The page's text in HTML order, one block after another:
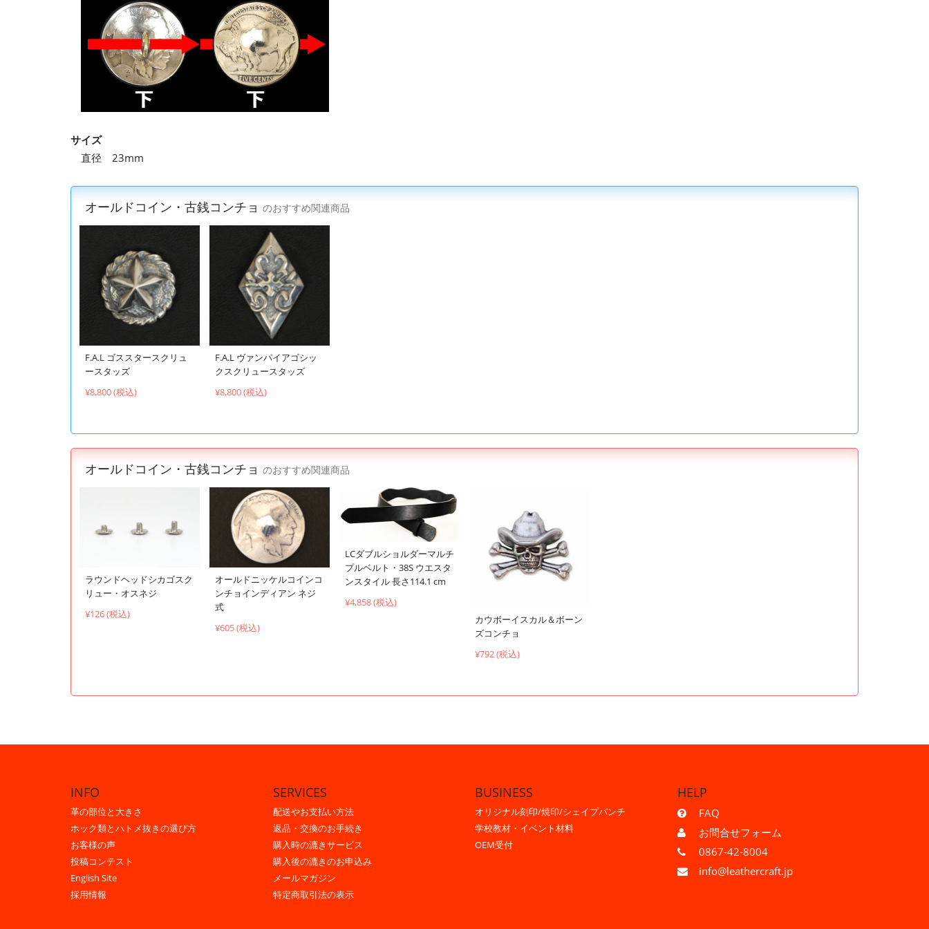
サイズ
直径 23mm
オールドコイン・古銭コンチョ のおすすめ関連商品
F.A.L ゴススタースクリュ
ースタッズ
¥8,800 (税込)
F.A.L ヴァンパイアゴシッ
クスクリュースタッズ
¥8,800 (税込)
オールドコイン・古銭コンチョ のおすすめ関連商品
ラウンドヘッドシカゴスク
リュー・オスネジ
¥126 (税込)
オールドニッケルコインコ
ンチョインディアン ネジ
式
¥605 (税込)
LCダブルショルダーマルチ
プルベルト・38S ウエスタ
ンスタイル 長さ114.1 cm
¥4,858 (税込)
カウボーイスカル＆ボーン
ズコンチョ
¥792 (税込)
INFO
革の部位と大きさ
ホック類とハトメ抜きの選び方
お客様の声
投稿コンテスト
English Site
採用情報
SERVICES
配送やお支払い方法
返品・交換のお手続き
購入時の漉きサービス
購入後の漉きのお申込み
メールマガジン
特定商取引法の表示
BUSINESS
オリジナル刻印/焼印/シェイプパンチ
学校教材・イベント材料
OEM受付
HELP
FAQ
お問合せフォーム
0867-42-8004
info@leathercraft.jp